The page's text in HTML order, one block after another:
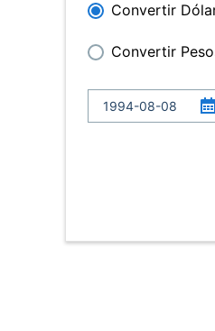
Convertir
Convertir